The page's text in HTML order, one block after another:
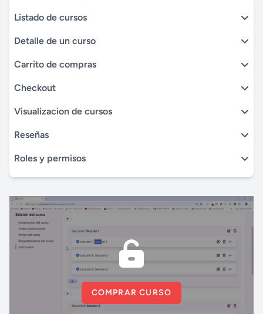
COMPRAR CURSO
Listado de cursos
Detalle de un curso
Carrito de compras
Checkout
Visualizacion de cursos
Reseñas
Roles y permisos